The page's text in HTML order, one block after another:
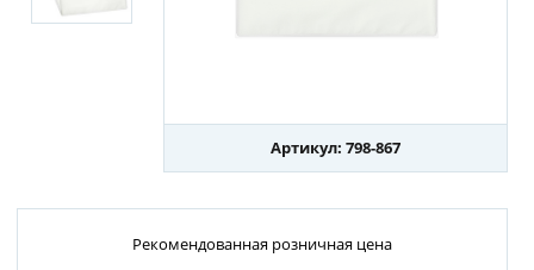
Артикул: 798-867
Рекомендованная розничная цена